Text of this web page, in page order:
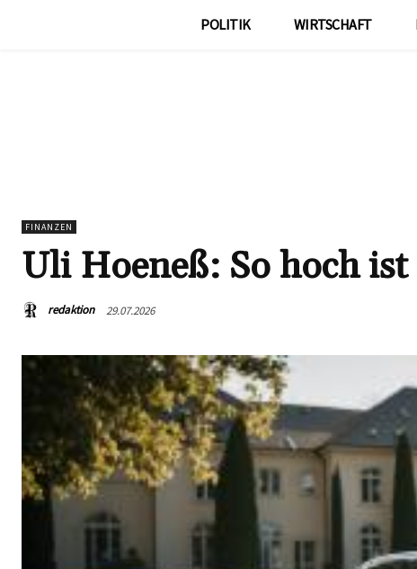
POLITIK WIRTSCHAFT
FINANZEN
Uli Hoeneß: So hoch
redaktion 29.07.2026